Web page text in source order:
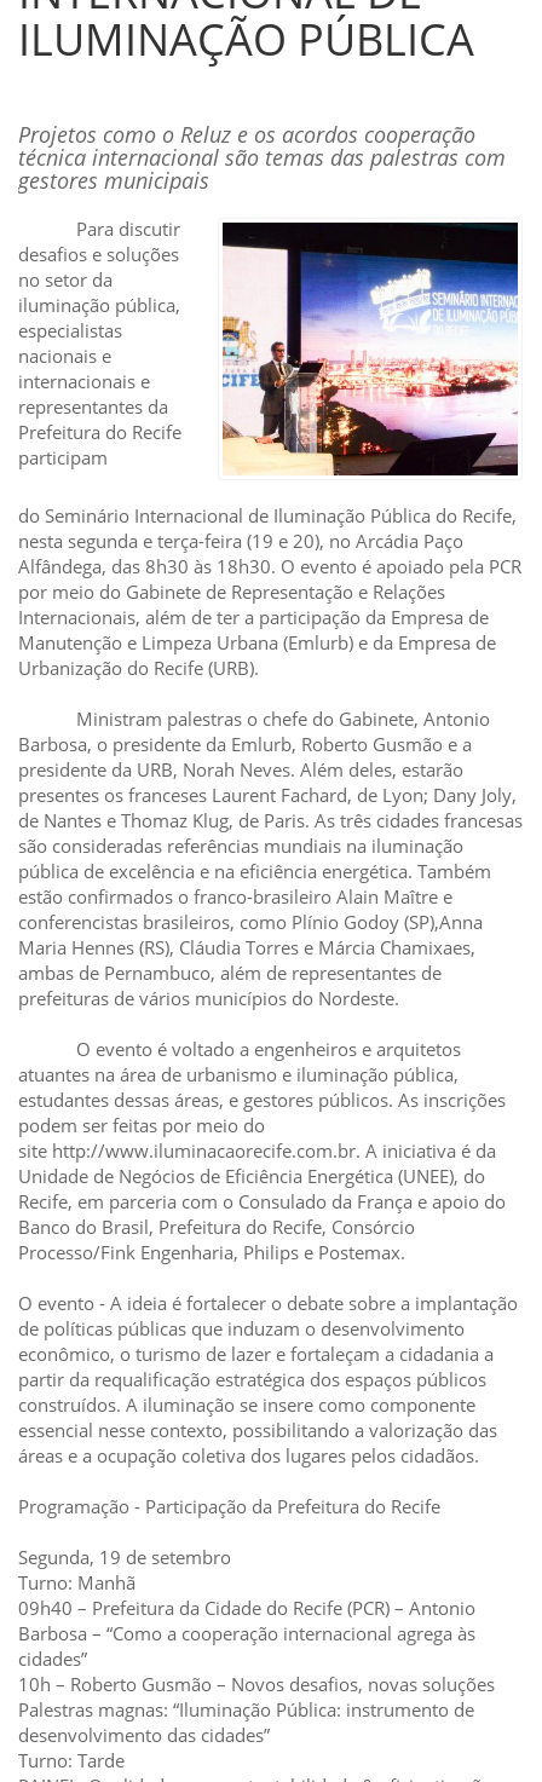
ILUMINAÇÃO PÚBLICA
Projetos como o Reluz e os acordos cooperação
técnica internacional são temas das palestras com
gestores municipais
Para discutir
desafios e soluções
no setor da
iluminação pública,
especialistas
nacionais e
internacionais e
representantes da
Prefeitura do Recife
participam
do Seminário Internacional de Iluminação Pública do Recife,
nesta segunda e terça-feira (19 e 20), no Arcádia Paço
Alfândega, das 8h30 às 18h30. O evento é apoiado pela PCR
por meio do Gabinete de Representação e Relações
Internacionais, além de ter a participação da Empresa de
Manutenção e Limpeza Urbana (Emlurb) e da Empresa de
Urbanização do Recife (URB).
Ministram palestras o chefe do Gabinete, Antonio
Barbosa, o presidente da Emlurb, Roberto Gusmão e a
presidente da URB, Norah Neves. Além deles, estarão
presentes os franceses Laurent Fachard, de Lyon; Dany Joly,
de Nantes e Thomaz Klug, de Paris. As três cidades francesas
são consideradas referências mundiais na iluminação
pública de excelência e na eficiência energética. Também
estão confirmados o franco-brasileiro Alain Maître e
conferencistas brasileiros, como Plínio Godoy (SP),Anna
Maria Hennes (RS), Cláudia Torres e Márcia Chamixaes,
ambas de Pernambuco, além de representantes de
prefeituras de vários municípios do Nordeste.
O evento é voltado a engenheiros e arquitetos
atuantes na área de urbanismo e iluminação pública,
estudantes dessas áreas, e gestores públicos. As inscrições
podem ser feitas por meio do
site http://www.iluminacaorecife.com.br. A iniciativa é da
Unidade de Negócios de Eficiência Energética (UNEE), do
Recife, em parceria com o Consulado da França e apoio do
Banco do Brasil, Prefeitura do Recife, Consórcio
Processo/Fink Engenharia, Philips e Postemax.
O evento - A ideia é fortalecer o debate sobre a implantação
de políticas públicas que induzam o desenvolvimento
econômico, o turismo de lazer e fortaleçam a cidadania a
partir da requalificação estratégica dos espaços públicos
construídos. A iluminação se insere como componente
essencial nesse contexto, possibilitando a valorização das
áreas e a ocupação coletiva dos lugares pelos cidadãos.
Programação - Participação da Prefeitura do Recife
Segunda, 19 de setembro
Turno: Manhã
09h40 – Prefeitura da Cidade do Recife (PCR) – Antonio
Barbosa – “Como a cooperação internacional agrega às
cidades”
10h – Roberto Gusmão – Novos desafios, novas soluções
Palestras magnas: “Iluminação Pública: instrumento de
desenvolvimento das cidades”
Turno: Tarde